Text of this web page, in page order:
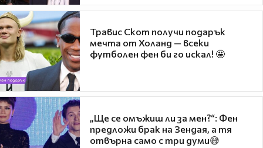
Травис Скот получи подарък
мечта от Холанд — всеки
футболен фен би го искал! 🤩
„Ще се омъжиш ли за мен?“: Фен
предложи брак на Зендая, а тя
отвърна само с три думи😅